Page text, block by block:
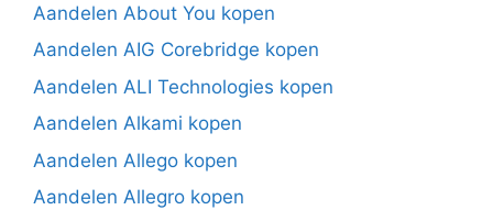
Aandelen About You kopen
Aandelen AIG Corebridge kopen
Aandelen ALI Technologies kopen
Aandelen Alkami kopen
Aandelen Allego kopen
Aandelen Allegro kopen